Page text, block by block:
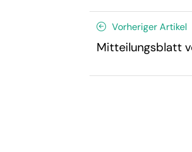
Vorheriger Artikel
Mitteilungsblatt